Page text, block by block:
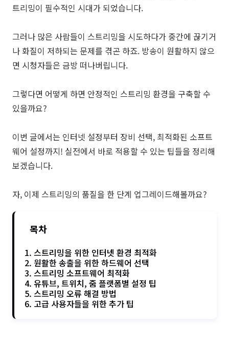
트리밍이 필수적인 시대가 되었습니다.
그러나 많은 사람들이 스트리밍을 시도하다가 중간에 끊기거
나 화질이 저하되는 문제를 겪곤 하죠. 방송이 원활하지 않으
면 시청자들은 금방 떠나버립니다.
그렇다면 어떻게 하면 안정적인 스트리밍 환경을 구축할 수
있을까요?
이번 글에서는 인터넷 설정부터 장비 선택, 최적화된 소프트
웨어 설정까지! 실전에서 바로 적용할 수 있는 팁들을 정리해
보겠습니다.
자, 이제 스트리밍의 품질을 한 단계 업그레이드해볼까요?
목차
1. 스트리밍을 위한 인터넷 환경 최적화
2. 원활한 송출을 위한 하드웨어 선택
3. 스트리밍 소프트웨어 최적화
4. 유튜브, 트위치, 줌 플랫폼별 설정 팁
5. 스트리밍 오류 해결 방법
6. 고급 사용자들을 위한 추가 팁